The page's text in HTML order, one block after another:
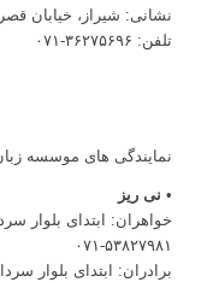
نشانی: شیراز، خیابان
تلفن: ۳۶۲۷۵۶۹۶-۰۷۱
نمایندگی های موسسه
•نی ریز
خواهران: ابتدای بلوار
۵۳۸۲۷۹۸۱-۰۷۱
برادران: ابتدای بلوار